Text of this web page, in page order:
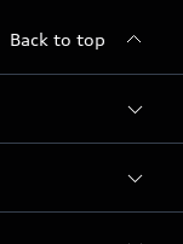
Back to top